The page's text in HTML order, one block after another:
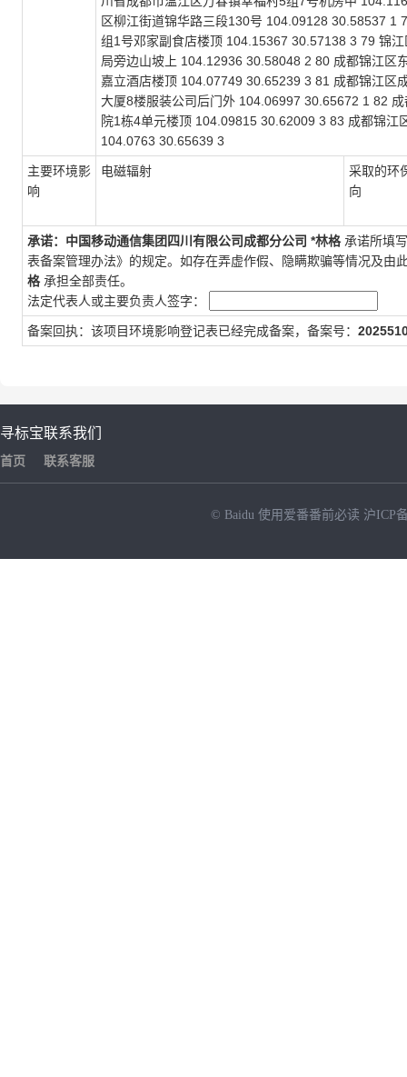
区柳江街道锦华路三段130号 104.09128 30.58537 1
组1号邓家副食店楼顶 104.15367 30.57138 3 79 锦
局旁边山坡上 104.12936 30.58048 2 80 成都锦江区
嘉立酒店楼顶 104.07749 30.65239 3 81 成都锦江区
大厦8楼服装公司后门外 104.06997 30.65672 1 82
院1栋4单元楼顶 104.09815 30.62009 3 83 成都锦
104.0763 30.65639 3
主要环境影
响
电磁辐射
采取的环
向
承诺： 中国移动通信集团四川有限公司成都分公司 *林格承诺所填
表备案管理办法》的规定。如存在弄虚作假、隐瞒欺骗等情况及由
格承担全部责任。
法定代表人或主要负责人签字：
备案回执：该项目环境影响登记表已经完成备案，备案号：
寻标宝
首页
联系我们
联系客服
© Baidu 使用爱番番前必读 沪ICP